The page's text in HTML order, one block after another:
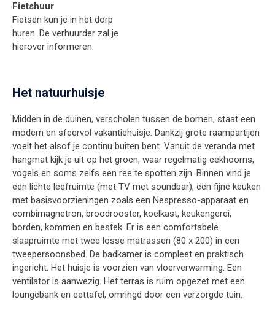
Fietshuur
Fietsen kun je in het dorp
huren. De verhuurder zal je
hierover informeren.
Het natuurhuisje
Midden in de duinen, verscholen tussen de bomen, staat een
modern en sfeervol vakantiehuisje. Dankzij grote raampartijen
voelt het alsof je continu buiten bent. Vanuit de veranda met
hangmat kijk je uit op het groen, waar regelmatig eekhoorns,
vogels en soms zelfs een ree te spotten zijn. Binnen vind je
een lichte leefruimte (met TV met soundbar), een fijne keuken
met basisvoorzieningen zoals een Nespresso-apparaat en
combimagnetron, broodrooster, koelkast, keukengerei,
borden, kommen en bestek. Er is een comfortabele
slaapruimte met twee losse matrassen (80 x 200) in een
tweepersoonsbed. De badkamer is compleet en praktisch
ingericht. Het huisje is voorzien van vloerverwarming. Een
ventilator is aanwezig. Het terras is ruim opgezet met een
loungebank en eettafel, omringd door een verzorgde tuin.